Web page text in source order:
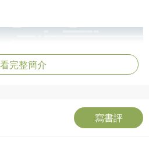
完整簡介
寫書評